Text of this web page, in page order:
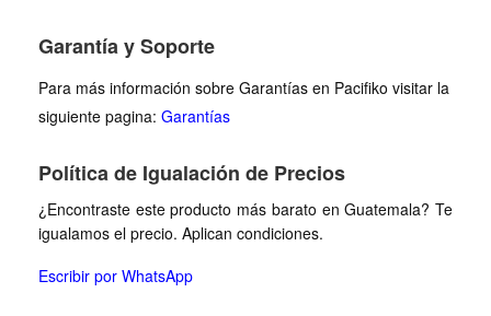
Garantía y Soporte
Para más información sobre Garantías en Pacifiko visitar la
siguiente pagina: Garantías
Política de Igualación de Precios
¿Encontraste este producto más barato en Guatemala? Te
igualamos el precio. Aplican condiciones.
Escribir por WhatsApp